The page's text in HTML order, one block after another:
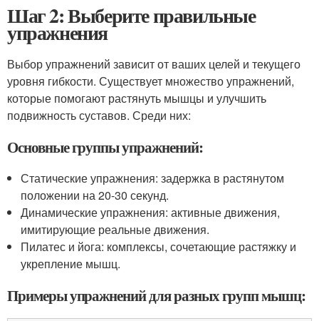
Шаг 2: Выберите правильные
упражнения
Выбор упражнений зависит от ваших целей и текущего
уровня гибкости. Существует множество упражнений,
которые помогают растянуть мышцы и улучшить
подвижность суставов. Среди них:
Основные группы упражнений:
Статические упражнения: задержка в растянутом
положении на 20-30 секунд.
Динамические упражнения: активные движения,
имитирующие реальные движения.
Пилатес и йога: комплексы, сочетающие растяжку и
укрепление мышц.
Примеры упражнений для разных групп мышц: